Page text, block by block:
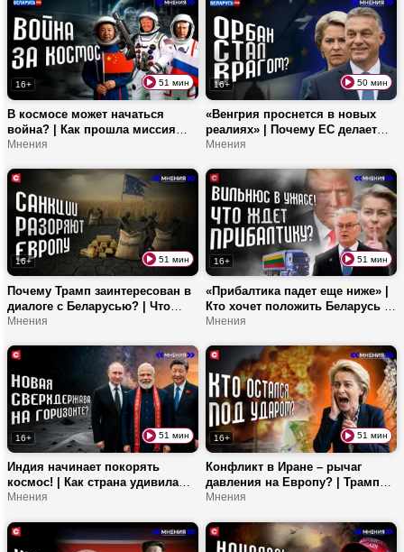
16+ 51 мин
В космосе может начаться
война? | Как прошла миссия
«Артемида-2»? | Сможет ли
программой?
Мнения
16+ 50 мин
«Венгрия проснется в новых
реалиях» | Почему ЕС делает
ставку на Мадьяра? | Грязная
выборах
Мнения
16+ 51 мин
Почему Трамп заинтересован в
диалоге с Беларусью? | Что
происходит на мировом рынке
хейту Брюсселя
Мнения
16+ 51 мин
«Прибалтика падет еще ниже» |
Кто хочет положить Беларусь к
ногам Трампа? | Какую
ЕС?
Мнения
16+ 51 мин
Индия начинает покорять
космос! | Как страна удивила
мир? | Кто берет пример с
Мнения
16+ 51 мин
Конфликт в Иране – рычаг
давления на Европу? | Трамп
снимет нефтяные санкции с
Орбана?
Мнения